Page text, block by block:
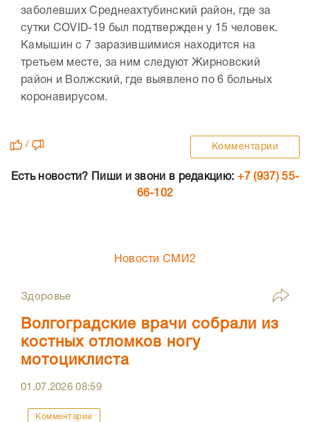
заболевших Среднеахтубинский район, где за
сутки COVID-19 был подтвержден у 15 человек.
Камышин с 7 заразившимися находится на
третьем месте, за ним следуют Жирновский
район и Волжский, где выявлено по 6 больных
коронавирусом.
/ Комментарии
Есть новости? Пиши и звони в редакцию: +7 (937) 55-
66-102
Новости СМИ2
Здоровье
Волгоградские врачи собрали из
костных отломков ногу
мотоциклиста
01.07.202608:59
Комментарии